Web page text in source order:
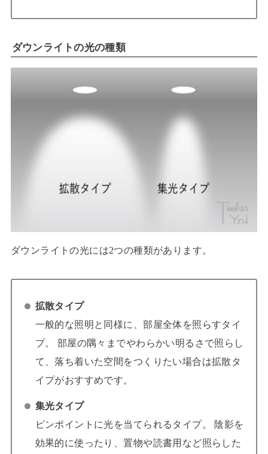
ダウンライトの光の種類
ダウンライトの光には2つの種類があります。
拡散タイプ
一般的な照明と同様に、部屋全体を照らすタイ
プ。 部屋の隅々までやわらかい明るさで照らし
て、落ち着いた空間をつくりたい場合は拡散タ
イプがおすすめです。
集光タイプ
ピンポイントに光を当てられるタイプ。 陰影を
効果的に使ったり、置物や読書用など照らした